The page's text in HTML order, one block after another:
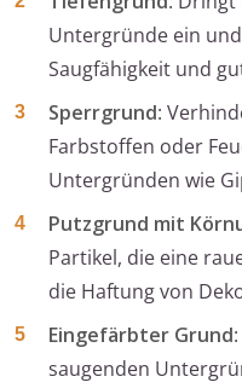
Untergründe ein
Saugfähigkeit und
Sperrgrund:
Farbstoffen oder
Untergründen wie
Putzgrund mit
Partikel, die eine
die Haftung von
Eingefärbter Grund
saugenden